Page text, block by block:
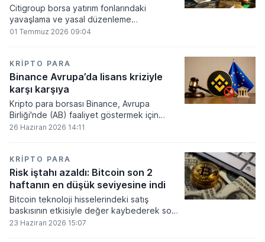
Citigroup borsa yatırım fonlarındaki
yavaşlama ve yasal düzenleme
beklentilerinin zayıflaması üzerine kripto
01 Temmuz 2026 09:04
KRIPTO PARA
Binance Avrupa’da lisans kriziyle
karşı karşıya
Kripto para borsası Binance, Avrupa
Birliği'nde (AB) faaliyet göstermek için
gerekli düzenleyici onayları alamadı.
26 Haziran 2026 14:11
KRIPTO PARA
Risk iştahı azaldı: Bitcoin son 2
haftanın en düşük seviyesine indi
Bitcoin teknoloji hisselerindeki satış
baskısının etkisiyle değer kaybederek son
iki haftanın en düşük seviyesini gördü.
23 Haziran 2026 15:07